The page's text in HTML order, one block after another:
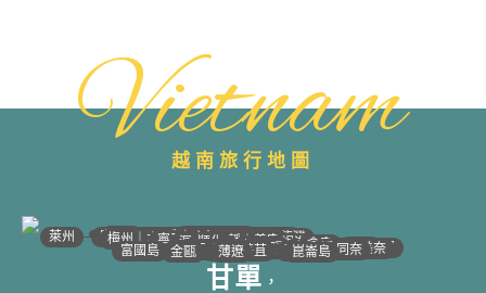
Vietnam
越南旅行地圖
• 河江｜高平
沙壩 •
萊州 • 宣光 •
安沛｜木江界 •
• 太原
梅州｜木州•• 北江｜北寧
• 下龍灣
• 河內
•海防｜海洋
• 南定｜清化
寧平 ••河靜｜義安
洞海 •
順化 •• 峴港
• 會安
• 歸仁
邦美蜀 •
大叻 ••芽莊｜潘郎
•潘切｜美奈
平陽 •
西寧 •
胡志明 •
美萩 •
富國島 •迪石 •
金甌 • • 同奈
• 頭頓
• 芹苴 •崑崙島
• 薄遼
甘單 ，